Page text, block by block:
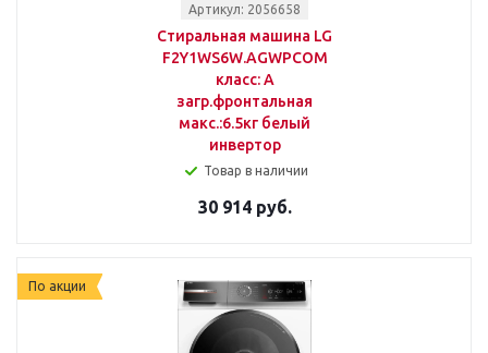
Артикул: 2056658
Стиральная машина LG
F2Y1WS6W.AGWPCOM
класс: A
загр.фронтальная
макс.:6.5кг белый
инвертор
Товар в наличии
30 914 руб.
По акции